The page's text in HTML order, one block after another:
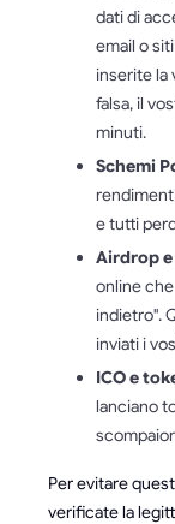
dati di
email o
inserite la
falsa, il
minuti.
Schemi
e tutti
Airdrop
online
indietro".
inviati i
ICO e
lanciano
Per evitare
verificate la